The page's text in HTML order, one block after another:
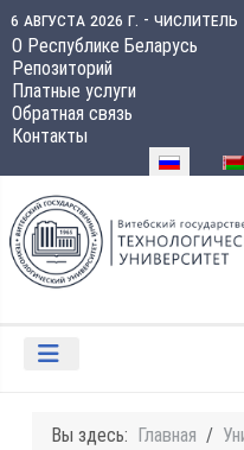
6 августа 2026 г. - числитель
О Республике Беларусь
Репозиторий
Платные услуги
Обратная связь
Контакты
Выберите
Вы здесь: Главная